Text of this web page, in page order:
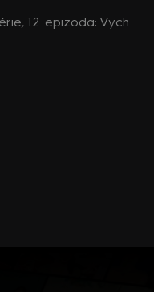
12. série, 12. epizoda: Vychytávky Ládi Hrušky S12 (12)